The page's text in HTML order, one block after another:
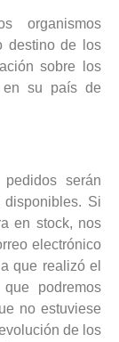
organismos
destino de los
sobre los
en su país de
serán
Si
en stock, nos
electrónico
que realizó el
podremos
no estuviese
de los